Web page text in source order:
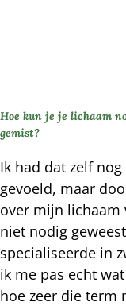
Hoe kun je je lichaam
gemist?
Ik had dat zelf
gevoeld, maar
over mijn lichaam
niet nodig
specialiseerde in
ik me pas echt
hoe zeer die term